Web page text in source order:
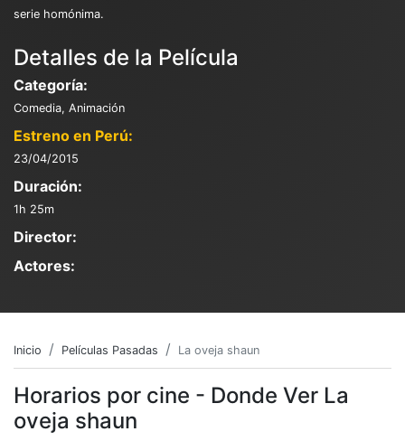
serie homónima.
Detalles de la Película
Categoría:
Comedia, Animación
Estreno en Perú:
23/04/2015
Duración:
1h 25m
Director:
Actores:
Inicio Películas Pasadas La oveja shaun
Horarios por cine - Donde Ver La
oveja shaun